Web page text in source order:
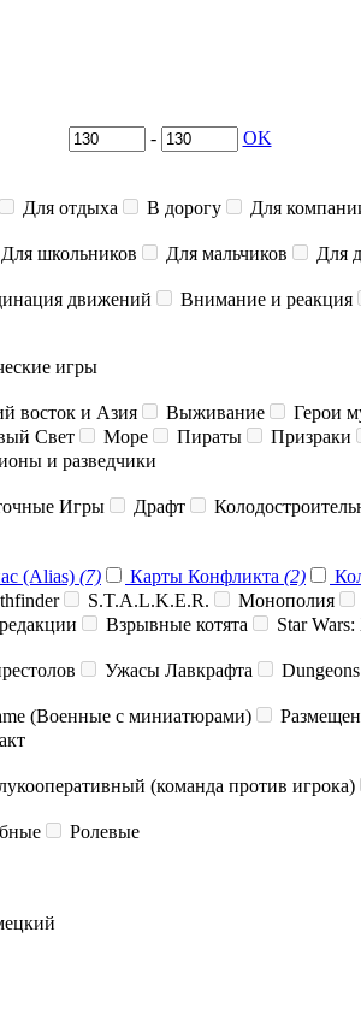
-
OK
Для отдыха В дорогу Для
Для школьников Для мальчиков
Для
движений Внимание и реакция
игры
восток и Азия Выживание Герои
Свет Море Пираты Призраки
и разведчики
Игры Драфт
(Alias) (7) Карты Конфликта (2)
S.T.A.L.K.E.R. Монополия
Взрывные котята Star
Ужасы Лавкрафта
(Военные с миниатюрами)
(команда против игрока)
Ролевые